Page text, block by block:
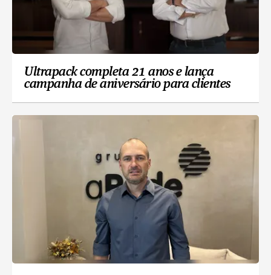
Ultrapack completa 21 anos e lança
campanha de aniversário para clientes